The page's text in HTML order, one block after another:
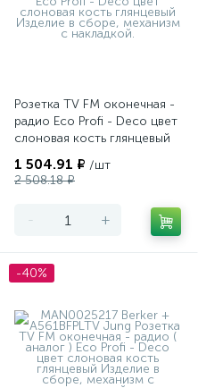
Розетка TV FM оконечная -
радио Eco Profi - Deco цвет
слоновая кость глянцевый
1 504.91 ₽ /шт
2 508.18 ₽
- +
-40%